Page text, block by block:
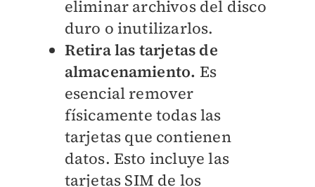
eliminar archivos del disco
duro o inutilizarlos.
Retira las tarjetas de
almacenamiento. Es
esencial remover
físicamente todas las
tarjetas que contienen
datos. Esto incluye las
tarjetas SIM de los